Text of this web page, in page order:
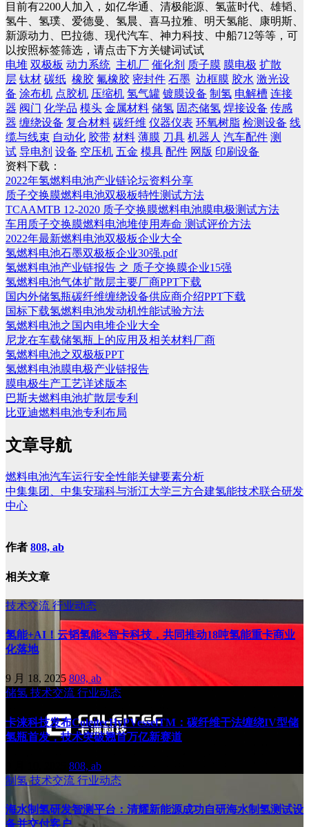
目前有2200人加入，如亿华通、清极能源、氢蓝时代、雄韬、
氢牛、氢璞、爱德曼、氢晨、喜马拉雅、明天氢能、康明斯、
新源动力、巴拉德、现代汽车、神力科技、中船712等等，可
以按照标签筛选，请点击下方关键词试试
电堆 双极板 动力系统 主机厂 催化剂 质子膜 膜电极 扩散
层 钛材 碳纸 橡胶 氟橡胶 密封件 石墨 边框膜 胶水 激光设
备 涂布机 点胶机 压缩机 氢气罐 镀膜设备 制氢 电解槽 连接
器 阀门 化学品 模头 金属材料 储氢 固态储氢 焊接设备 传感
器 缠绕设备 复合材料 碳纤维 仪器仪表 环氧树脂 检测设备 线
缆与线束 自动化 胶带 材料 薄膜 刀具 机器人 汽车配件 测
试 导电剂 设备 空压机 五金 模具 配件 网版 印刷设备
资料下载：
2022年氢燃料电池产业链论坛资料分享
质子交换膜燃料电池双极板特性测试方法
TCAAMTB 12-2020 质子交换膜燃料电池膜电极测试方法
车用质子交换膜燃料电池堆使用寿命 测试评价方法
2022年最新燃料电池双极板企业大全
氢燃料电池石墨双极板企业30强.pdf
氢燃料电池产业链报告 之 质子交换膜企业15强
氢燃料电池气体扩散层主要厂商PPT下载
国内外储氢瓶碳纤维缠绕设备供应商介绍PPT下载
国标下载氢燃料电池发动机性能试验方法
氢燃料电池之国内电堆企业大全
尼龙在车载储氢瓶上的应用及相关材料厂商
氢燃料电池之双极板PPT
氢燃料电池膜电极产业链报告
膜电极生产工艺详述版本
巴斯夫燃料电池扩散层专利
比亚迪燃料电池专利布局
文章导航
燃料电池汽车运行安全性能关键要素分析
中集集团、中集安瑞科与浙江大学三方合建氢能技术联合研发
中心
作者 808, ab
相关文章
技术交流 行业动态
氢能+AI！云韬氢能×智卡科技，共同推动18吨氢能重卡商业
化落地
9 月 18, 2025 808, ab
储氢 技术交流 行业动态
卡涞科技发布ColeitecHyPVesselTM：碳纤维干法缠绕IV型储
氢瓶首发，技术突破翘首万亿新赛道
808, ab
制氢技术交流 行业动态
海水制氢研发智测平台：清耀新能源成功自研海水制氢测试设
备并交付客户